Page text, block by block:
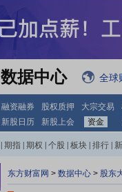
数据中心 全球
融资融券 股权质押 大宗交易
新股日历 新股上会 资金
期指 期权 个股 板块 排行
东方财富网 > 数据中心 > 股东